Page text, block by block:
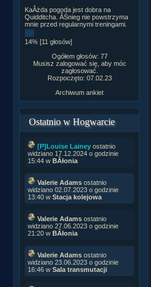
KaÂżda pogoda jest dobra na
Quidditcha. ÂŚnieg nie powstrzyma
mnie przed regularnymi treningami.
14% [11 głosów]
Ogółem głosów: 77
Musisz zalogować się, aby móc
zagłosować.
Rozpoczęto: 07.02.23
Archiwum ankiet
Ostatnio w Hogwarcie
[P]Louise Lainey ostatnio
widziano 17.12.2024 o godzinie
15:44 w BÂłonia
Valerie Adams ostatnio
widziano 02.07.2023 o godzinie
13:40 w Stacja kolejowa
Valerie Adams ostatnio
widziano 27.06.2023 o godzinie
21:20 w BÂłonia
Valerie Adams ostatnio
widziano 23.06.2023 o godzinie
16:46 w Sala transmutacji